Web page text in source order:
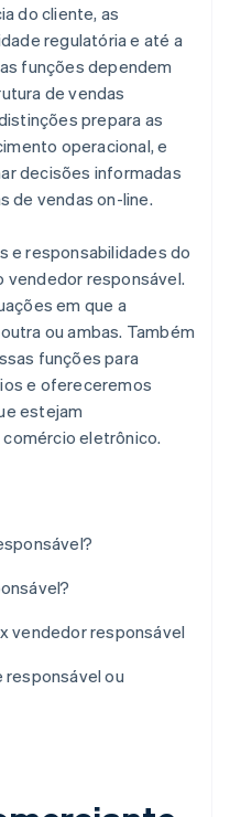
do cliente, as
regulatória e até a
funções dependem
de vendas
prepara as
operacional, e
decisões informadas
de vendas on-line.
e responsabilidades do
vendedor responsável.
em que a
ou ambas. Também
funções para
e ofereceremos
estejam
eletrônico.
vendedor responsável
responsável ou